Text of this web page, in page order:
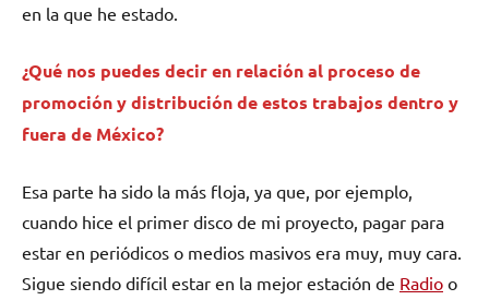
en la que he estado.
¿Qué nos puedes decir en relación al proceso de
promoción y distribución de estos trabajos dentro y
fuera de México?
Esa parte ha sido la más floja, ya que, por ejemplo,
cuando hice el primer disco de mi proyecto, pagar para
estar en periódicos o medios masivos era muy, muy cara.
Sigue siendo difícil estar en la mejor estación de Radio o